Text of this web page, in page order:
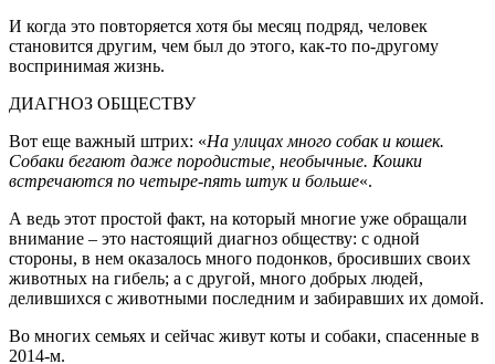
И когда это повторяется хотя бы месяц подряд, человек
становится другим, чем был до этого, как-то по-другому
воспринимая жизнь.
ДИАГНОЗ ОБЩЕСТВУ
Вот еще важный штрих: «На улицах много собак и кошек.
Собаки бегают даже породистые, необычные. Кошки
встречаются по четыре-пять штук и больше«.
А ведь этот простой факт, на который многие уже обращали
внимание – это настоящий диагноз обществу: с одной
стороны, в нем оказалось много подонков, бросивших своих
животных на гибель; а с другой, много добрых людей,
делившихся с животными последним и забиравших их домой.
Во многих семьях и сейчас живут коты и собаки, спасенные в
2014-м.